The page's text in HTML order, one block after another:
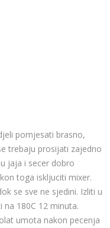
pomjesati brasno,
trebaju prosijati zajedno
jaja i secer dobro
toga iskljuciti mixer.
se sve ne sjedini. Izliti u
na 180C 12 minuta.
umota nakon pecenja